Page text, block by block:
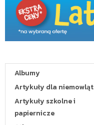
Albumy
Artykuły dla niemowląt
Artykuły szkolne i
papiernicze